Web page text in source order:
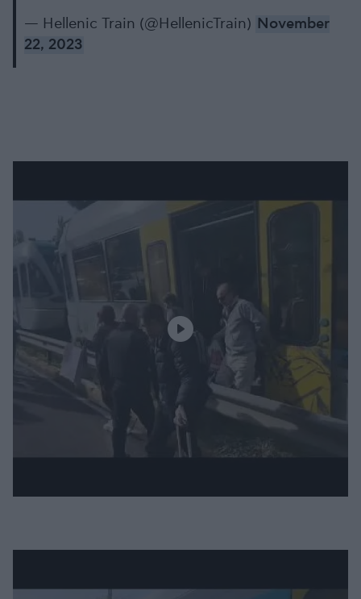
— Hellenic Train (@HellenicTrain) November
22, 2023